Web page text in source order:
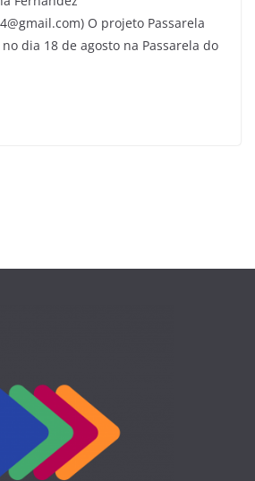
O projeto Passarela
dia 18 de agosto na Passarela do